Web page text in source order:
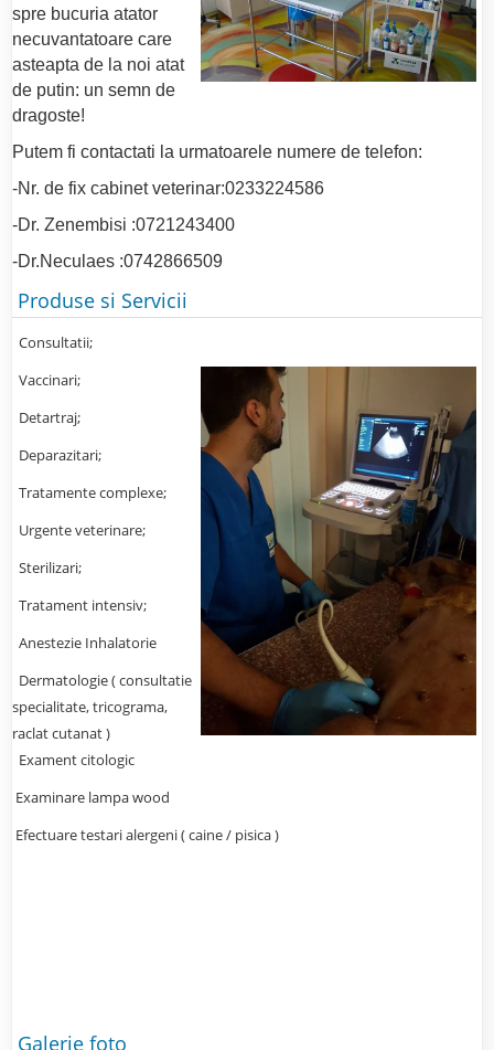
spre bucuria atator
necuvantatoare care
asteapta de la noi atat
de putin: un semn de
dragoste!
Putem fi contactati la urmatoarele numere de telefon:
-Nr. de fix cabinet veterinar:0233224586
-Dr. Zenembisi :0721243400
-Dr.Neculaes :0742866509
Produse si Servicii
Consultatii;
Vaccinari;
Detartraj;
Deparazitari;
Tratamente complexe;
Urgente veterinare;
Sterilizari;
Tratament intensiv;
Anestezie Inhalatorie
Dermatologie ( consultatie
specialitate, tricograma,
raclat cutanat )
Exament citologic
Examinare lampa wood
Efectuare testari alergeni ( caine / pisica )
Galerie foto